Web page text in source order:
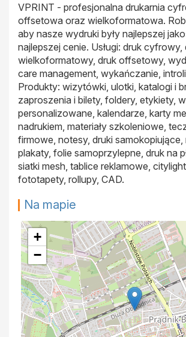
VPRINT - profesjonalna drukarnia
offsetowa oraz wielkoformatowa.
aby nasze wydruki były najlepszej
najlepszej cenie. Usługi: druk cyfrowy,
wielkoformatowy, druk offsetowy,
care management, wykańczanie,
Produkty: wizytówki, ulotki, katalogi i
zaproszenia i bilety, foldery, etykiety,
personalizowane, kalendarze, karty
nadrukiem, materiały szkoleniowe,
firmowe, notesy, druki samokopiujące,
plakaty, folie samoprzylepne, druk na
siatki mesh, tablice reklamowe,
fototapety, rollupy, CAD.
Na mapie
+
−